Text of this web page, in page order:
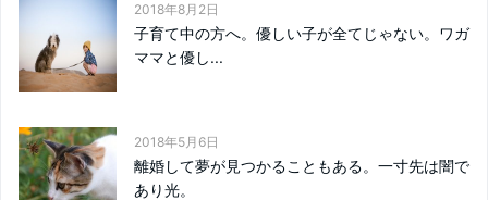
2018年8月2日
子育て中の方へ。優しい子が全てじゃない。ワガ
ママと優し...
2018年5月6日
離婚して夢が見つかることもある。一寸先は闇で
あり光。